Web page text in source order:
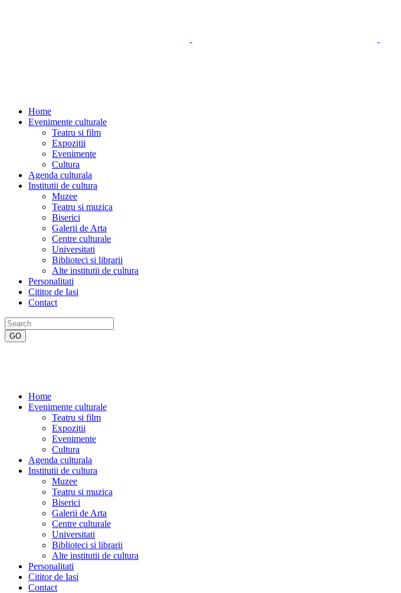
Home
Evenimente culturale
Teatru si film
Expozitii
Evenimente
Cultura
Agenda culturala
Institutii de cultura
Muzee
Teatru si muzica
Biserici
Galerii de Arta
Centre culturale
Universitati
Biblioteci si librarii
Alte institutii de cultura
Personalitati
Cititor de Iasi
Contact
Home
Evenimente culturale
Teatru si film
Expozitii
Evenimente
Cultura
Agenda culturala
Institutii de cultura
Muzee
Teatru si muzica
Biserici
Galerii de Arta
Centre culturale
Universitati
Biblioteci si librarii
Alte institutii de cultura
Personalitati
Cititor de Iasi
Contact